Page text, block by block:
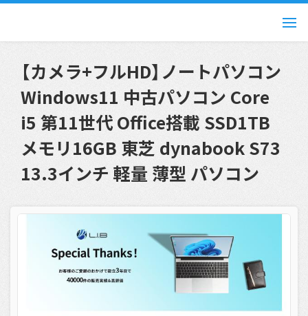
【カメラ+フルHD】ノートパソコン
Windows11 中古パソコン Core
i5 第11世代 Office搭載 SSD1TB
メモリ16GB 東芝 dynabook S73
13.3インチ 軽量 薄型 パソコン